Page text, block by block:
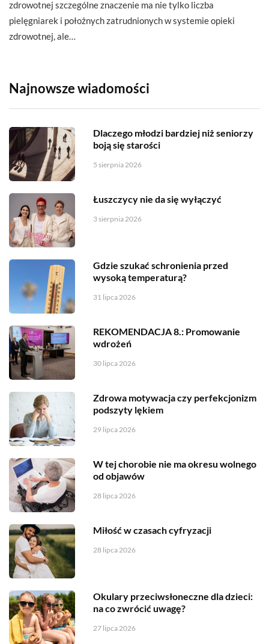
zdrowotnej szczególne znaczenie ma nie tylko liczba
pielęgniarek i położnych zatrudnionych w systemie opieki
zdrowotnej, ale…
Najnowsze wiadomości
Dlaczego młodzi bardziej niż seniorzy
boją się starości
5 sierpnia 2026
Łuszczycy nie da się wyłączyć
3 sierpnia 2026
Gdzie szukać schronienia przed
wysoką temperaturą?
31 lipca 2026
REKOMENDACJA 8.: Promowanie
wdrożeń
30 lipca 2026
Zdrowa motywacja czy perfekcjonizm
podszyty lękiem
29 lipca 2026
W tej chorobie nie ma okresu wolnego
od objawów
28 lipca 2026
Miłość w czasach cyfryzacji
28 lipca 2026
Okulary przeciwsłoneczne dla dzieci:
na co zwrócić uwagę?
27 lipca 2026